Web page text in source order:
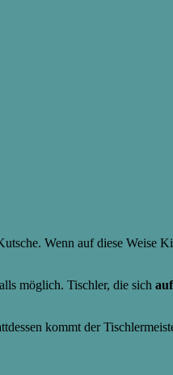
Wenn auf diese Weise
möglich. Tischler, die sich
kommt der